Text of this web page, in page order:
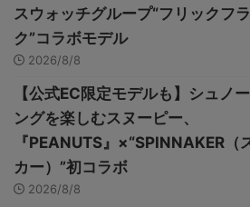
スウォッチグループ“フリックフ
ク”コラボモデル
2026/8/8
【公式EC限定モデルも】シュノ
ングを楽しむスヌーピー、
『PEANUTS』×“SPINNAKER（
カー）”初コラボ
2026/8/8